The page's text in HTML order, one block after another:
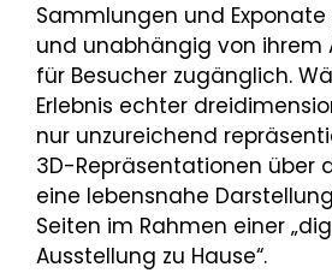
Sammlungen und
und unabhängig von ihrem
für Besucher zugänglich.
Erlebnis echter
nur unzureichend
3D-Repräsentationen über
eine lebensnahe
Seiten im Rahmen einer
Ausstellung zu Hause“.